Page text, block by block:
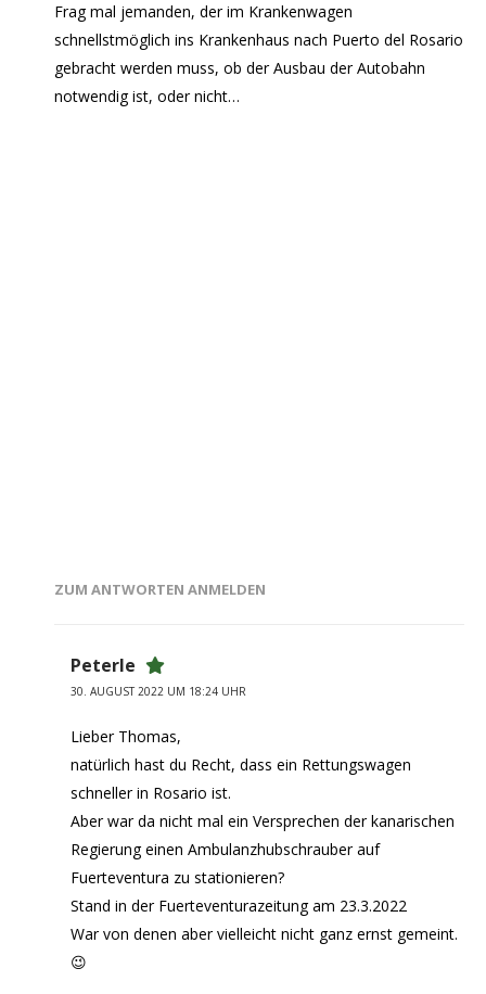
Frag mal jemanden, der im Krankenwagen
schnellstmöglich ins Krankenhaus nach Puerto del Rosario
gebracht werden muss, ob der Ausbau der Autobahn
notwendig ist, oder nicht…
ZUM ANTWORTEN ANMELDEN
Peterle
30. AUGUST 2022 UM 18:24 UHR
Lieber Thomas,
natürlich hast du Recht, dass ein Rettungswagen
schneller in Rosario ist.
Aber war da nicht mal ein Versprechen der kanarischen
Regierung einen Ambulanzhubschrauber auf
Fuerteventura zu stationieren?
Stand in der Fuerteventurazeitung am 23.3.2022
War von denen aber vielleicht nicht ganz ernst gemeint.
😉